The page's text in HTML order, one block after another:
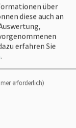
über
diese auch an
erfahren Sie
.
erforderlich)